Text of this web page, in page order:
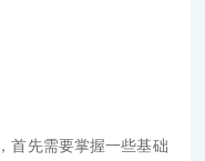
先需要掌握一些基础